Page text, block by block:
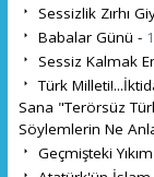
Sessizlik Zırhı
Babalar Günü -
Sessiz Kalmak
Türk
Sana "Terörsüz
Söylemlerin Ne
Geçmişteki